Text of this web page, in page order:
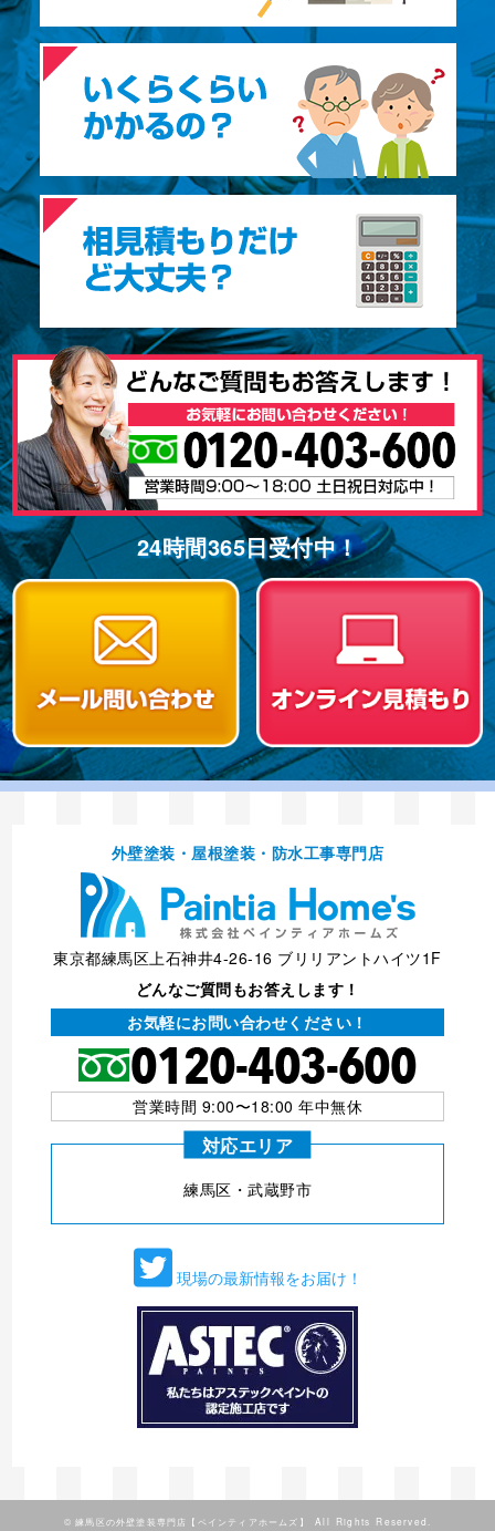
24時間365⽇受付中！
外壁塗装・屋根塗装・防⽔⼯事専⾨店
東京都練馬区上石神井4-26-16 ブリリアントハイツ1F
どんなご質問もお答えします！
お気軽にお問い合わせください！
営業時間 9:00〜18:00 年中無休
対応エリア
練⾺区・武蔵野市
現場の最新情報をお届け！
©練馬区の外壁塗装専門店【ペインティアホームズ】 All Rights Reserved.